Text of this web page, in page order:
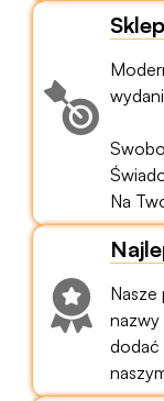
Na
Nasze
nazwy
dodać